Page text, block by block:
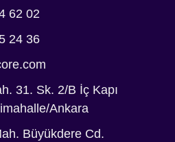
62 02
24 36
31. Sk. 2/B İç Kapı
Ankara
Büyükdere Cd.